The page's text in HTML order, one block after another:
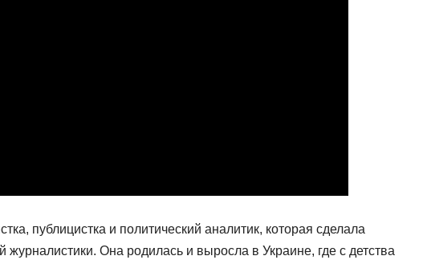
публицистка и политический аналитик, которая сделала
журналистики. Она родилась и выросла в Украине, где с детства